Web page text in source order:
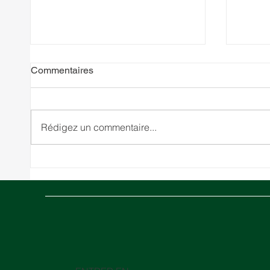
optimiser votre logistique
Commentaires
Rédigez un commentaire...